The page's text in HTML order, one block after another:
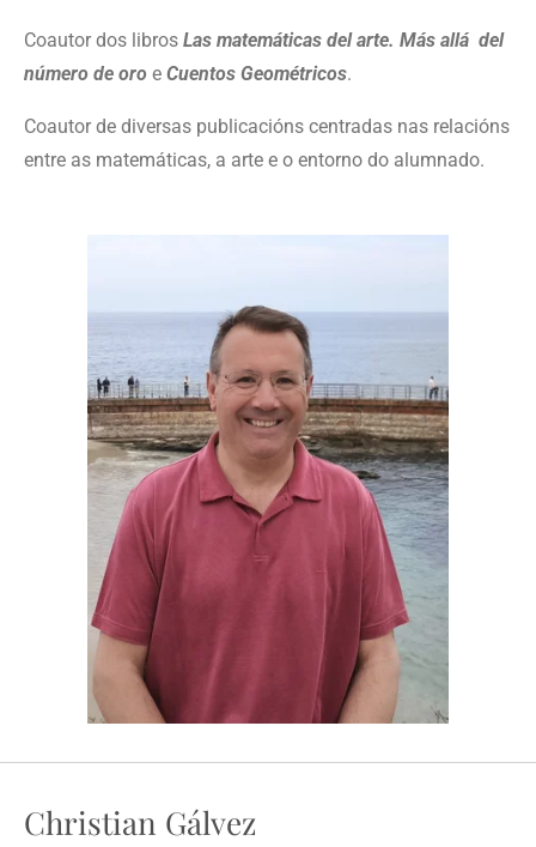
Coautor dos libros Las matemáticas del arte. Más allá del
número de oro e Cuentos Geométricos.
Coautor de diversas publicacións centradas nas relacións
entre as matemáticas, a arte e o entorno do alumnado.
Christian Gálvez